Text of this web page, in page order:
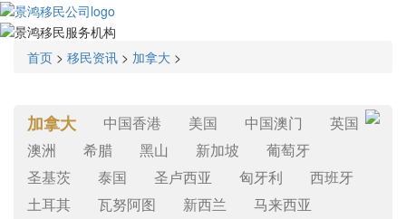
首页 > 移民资讯 > 加拿大 >
加拿大 中国香港 美国 中国澳门
英国
澳洲
希腊 黑山 新加坡
葡萄牙
圣基茨
泰国 圣卢西亚 匈牙利
西班牙
土耳其
瓦努阿图 新西兰
马来西亚